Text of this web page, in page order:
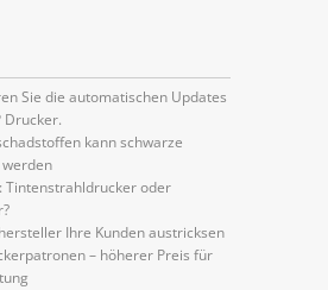
Sie die automatischen Updates
Drucker.
kann schwarze
Tintenstrahldrucker oder
Ihre Kunden austricksen
– höherer Preis für